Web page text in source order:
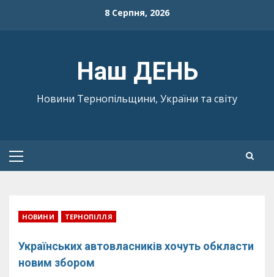
8 Серпня, 2026
Наш ДЕНЬ
Новини Тернопільщини, України та світу
Primary
НОВИНИ ТЕРНОПІЛЛЯ
Українських автовласників хочуть обкласти
новим збором